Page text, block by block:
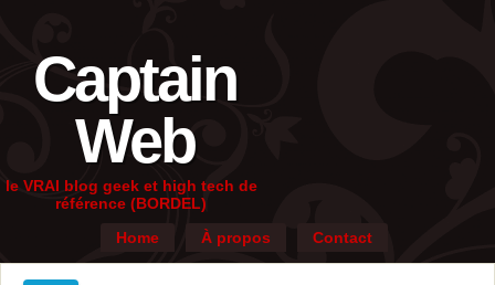
Captain
Web
le VRAI blog geek et high tech de
référence (BORDEL)
Home
À propos Contact